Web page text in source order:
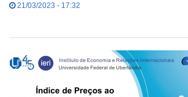
21/03/2023 - 17:32